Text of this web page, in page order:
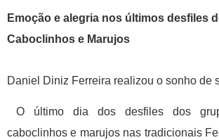
Emoção e alegria nos últimos desfiles
Caboclinhos e Marujos
Daniel Diniz Ferreira realizou o sonho de
O último dia dos desfiles dos
caboclinhos e marujos nas tradicionais